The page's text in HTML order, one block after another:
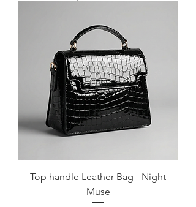
Top handle Leather Bag - Night
Muse